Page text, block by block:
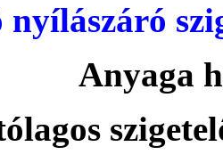
nyílászáró
Anyaga